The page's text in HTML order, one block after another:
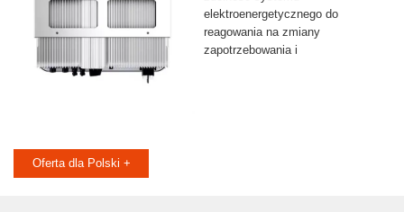
elektroenergetycznego do
reagowania na zmiany
zapotrzebowania i
Oferta dla Polski +